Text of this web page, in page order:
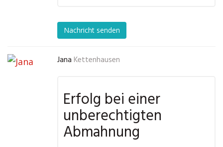
Nachricht senden
Jana Kettenhausen
Erfolg bei einer
unberechtigten
Abmahnung